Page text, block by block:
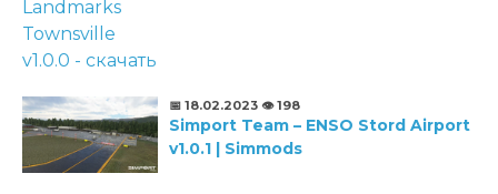
📅 18.02.2023 👁️ 198
Simport Team – ENSO Stord Airport
v1.0.1 | Simmods